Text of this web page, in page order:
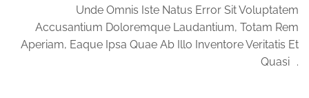
Unde Omnis Iste Natus Error Sit Voluptatem
Accusantium Doloremque Laudantium, Totam Rem
Aperiam, Eaque Ipsa Quae Ab Illo Inventore Veritatis Et
Quasi .